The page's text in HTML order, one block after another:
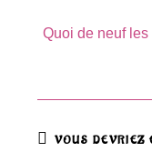
Quoi de neuf les
VOUS DEVRIEZ